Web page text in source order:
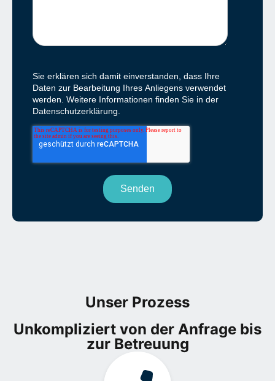
Sie erklären sich damit einverstanden, dass Ihre
Daten zur Bearbeitung Ihres Anliegens verwendet
werden. Weitere Informationen finden Sie in der
Datenschutzerklärung.
Unser Prozess
Unkompliziert von der Anfrage bis
zur Betreuung